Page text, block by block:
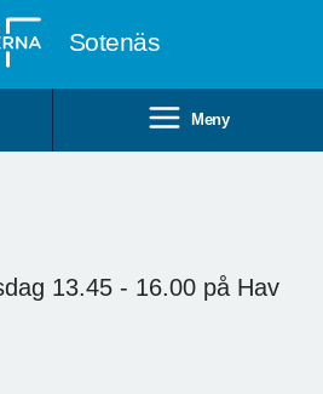
Sotenäs
Meny
13.45 - 16.00 på Hav